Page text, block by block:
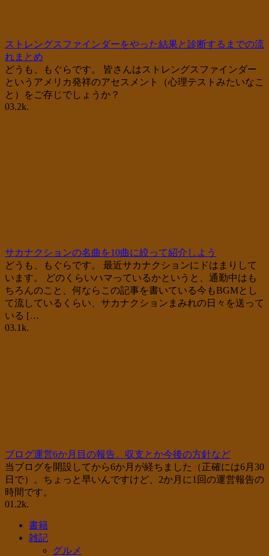
ストレングスファインダーをやった結果と診断するまでの流
れまとめ
どうも、もぐらです。 皆さんはストレングスファインダー
というアメリカ発祥のアセスメント（心理テストみたいなこ
と）をご存じでしょうか？
03.2k.
サカナクションの名曲を10曲に絞って紹介しよう
どうも、もぐらです。 最近サカナクションにドはまりして
います。 どのくらいハマっているかというと、通勤中はも
ちろんのこと、何ならこの記事を書いている今もBGMとし
て流しているくらい、サカナクションまみれの日々を送って
いる […
03.1k.
ブログ運営6か月目の報告。収支とか今後の方針など
当ブログを開設してから6か月が経ちました（正確には6月30
日で）。ちょっと早いんですけど、2か月に1回の運営報告の
時間です。
01.2k.
書籍
雑記
グルメ